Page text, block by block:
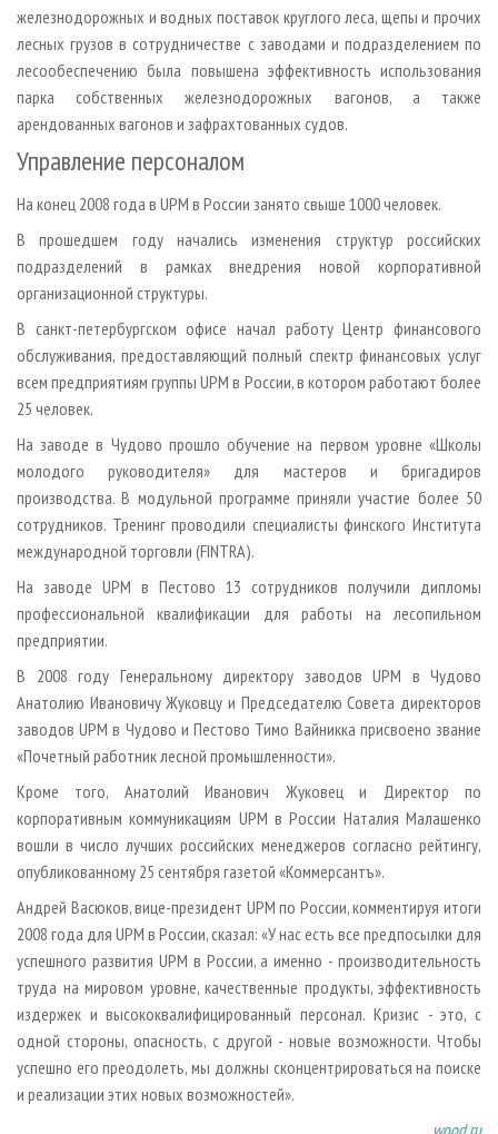
железнодорожных и водных поставок круглого леса, щепы и прочих
лесных грузов в сотрудничестве с заводами и подразделением по
лесообеспечению была повышена эффективность использования
парка собственных железнодорожных вагонов, а также
арендованных вагонов и зафрахтованных судов.
Управление персоналом
На конец 2008 года в UPM в России занято свыше 1000 человек.
В прошедшем году начались изменения структур российских
подразделений в рамках внедрения новой корпоративной
организационной структуры.
В санкт-петербургском офисе начал работу Центр финансового
обслуживания, предоставляющий полный спектр финансовых услуг
всем предприятиям группы UPM в России, в котором работают более
25 человек.
На заводе в Чудово прошло обучение на первом уровне «Школы
молодого руководителя» для мастеров и бригадиров
производства. В модульной программе приняли участие более 50
сотрудников. Тренинг проводили специалисты финского Института
международной торговли (FINTRA).
На заводе UPM в Пестово 13 сотрудников получили дипломы
профессиональной квалификации для работы на лесопильном
предприятии.
В 2008 году Генеральному директору заводов UPM в Чудово
Анатолию Ивановичу Жуковцу и Председателю Совета директоров
заводов UPM в Чудово и Пестово Тимо Вайникка присвоено звание
«Почетный работник лесной промышленности».
Кроме того, Анатолий Иванович Жуковец и Директор по
корпоративным коммуникациям UPM в России Наталия Малашенко
вошли в число лучших российских менеджеров согласно рейтингу,
опубликованному 25 сентября газетой «Коммерсантъ».
Андрей Васюков, вице-президент UPM по России, комментируя итоги
2008 года для UPM в России, сказал: «У нас есть все предпосылки для
успешного развития UPM в России, а именно - производительность
труда на мировом уровне, качественные продукты, эффективность
издержек и высококвалифицированный персонал. Кризис - это, с
одной стороны, опасность, с другой - новые возможности. Чтобы
успешно его преодолеть, мы должны сконцентрироваться на поиске
и реализации этих новых возможностей».
wood.ru